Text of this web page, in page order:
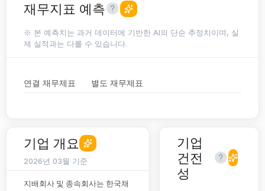
재무지표 예측
※ 본 예측치는 과거 데이터에 기반한 AI의 단순 추정치이며, 실
제 실적과는 다를 수 있습니다.
연결 재무제표 별도 재무제표
기업 개요
2026년 03월 기준
지배회사 및 종속회사는 한국채
기업
건전
성